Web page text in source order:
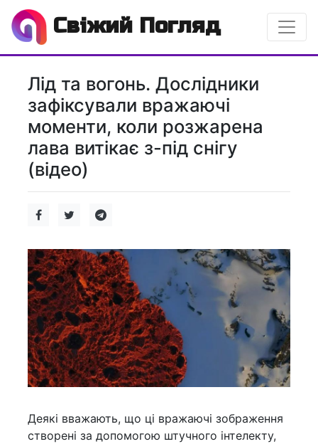
Свіжий Погляд
Лід та вогонь. Дослідники
зафіксували вражаючі
моменти, коли розжарена
лава витікає з-під снігу
(відео)
Деякі вважають, що ці вражаючі зображення
створені за допомогою штучного інтелекту,